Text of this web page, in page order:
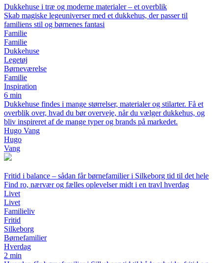
Dukkehuse i træ og moderne materialer – et overblik
Skab magiske legeuniverser med et dukkehus, der passer til
familiens stil og børnenes fantasi
Familie
Familie
Dukkehuse
Legetøj
Børneværelse
Familie
Inspiration
6 min
Dukkehuse findes i mange størrelser, materialer og stilarter. Få et
overblik over, hvad du bør overveje, når du vælger dukkehus, og
bliv inspireret af de mange typer og brands på markedet.
Hugo Vang
Hugo
Vang
Fritid i balance – sådan får børnefamilier i Silkeborg tid til det hele
Find ro, nærvær og fælles oplevelser midt i en travl hverdag
Livet
Livet
Familieliv
Fritid
Silkeborg
Børnefamilier
Hverdag
2 min